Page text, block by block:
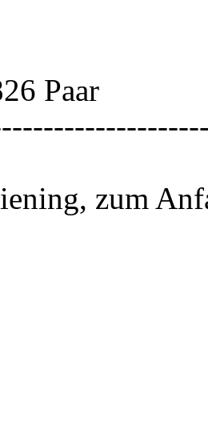
Paar
zum